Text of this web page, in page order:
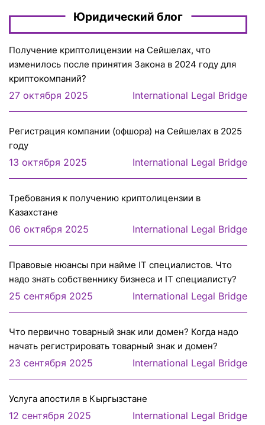
Юридический блог
Получение криптолицензии на Сейшелах, что
изменилось после принятия Закона в 2024 году для
криптокомпаний?
27 октября 2025 International Legal Bridge
Регистрация компании (офшора) на Сейшелах в 2025
году
13 октября 2025 International Legal Bridge
Требования к получению криптолицензии в
Казахстане
06 октября 2025 International Legal Bridge
Правовые нюансы при найме IT специалистов. Что
надо знать собственнику бизнеса и IT специалисту?
25 сентября 2025 International Legal Bridge
Что первично товарный знак или домен? Когда надо
начать регистрировать товарный знак и домен?
23 сентября 2025 International Legal Bridge
Услуга апостиля в Кыргызстане
12 сентября 2025 International Legal Bridge